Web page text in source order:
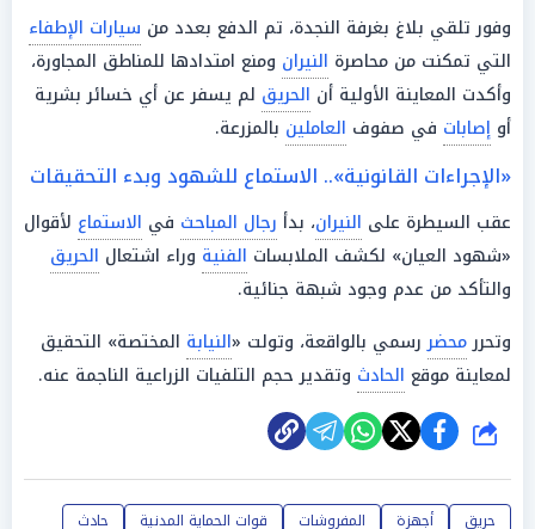
وفور تلقي بلاغ بغرفة النجدة، تم الدفع بعدد من سيارات الإطفاء
التي تمكنت من محاصرة النيران ومنع امتدادها للمناطق المجاورة،
وأكدت المعاينة الأولية أن الحريق لم يسفر عن أي خسائر بشرية
أو إصابات في صفوف العاملين بالمزرعة.
«الإجراءات القانونية».. الاستماع للشهود وبدء التحقيقات
عقب السيطرة على النيران، بدأ رجال المباحث في الاستماع لأقوال
«شهود العيان» لكشف الملابسات الفنية وراء اشتعال الحريق
والتأكد من عدم وجود شبهة جنائية.
وتحررمحضررسمي بالواقعة، وتولت «النيابة المختصة» التحقيق
لمعاينة موقع الحادث وتقدير حجم التلفيات الزراعية الناجمة عنه.
شارك
حريق أجهزة المفروشات قوات الحماية المدنية
حادث